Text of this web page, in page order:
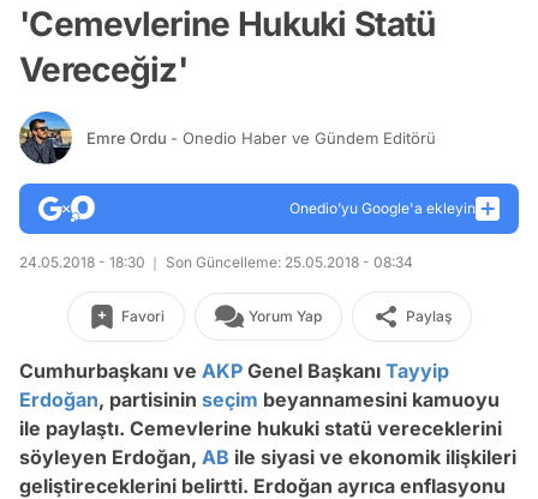
'Cemevlerine Hukuki Statü
Vereceğiz'
Emre Ordu - Onedio Haber ve Gündem Editörü
Onedio’yu Google'a ekleyin
24.05.2018 - 18:30 Son Güncelleme: 25.05.2018 - 08:34
Favori Yorum Yap Paylaş
Cumhurbaşkanı ve AKP Genel Başkanı Tayyip
Erdoğan, partisinin seçim beyannamesini kamuoyu
ile paylaştı. Cemevlerine hukuki statü vereceklerini
söyleyen Erdoğan, AB ile siyasi ve ekonomik ilişkileri
geliştireceklerini belirtti. Erdoğan ayrıca enflasyonu